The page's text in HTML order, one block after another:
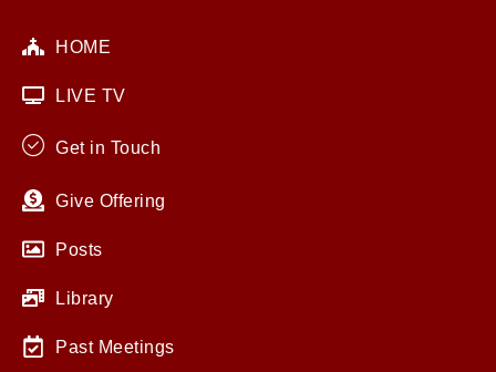
HOME
LIVE TV
Get in Touch
Give Offering
Posts
Library
Past Meetings